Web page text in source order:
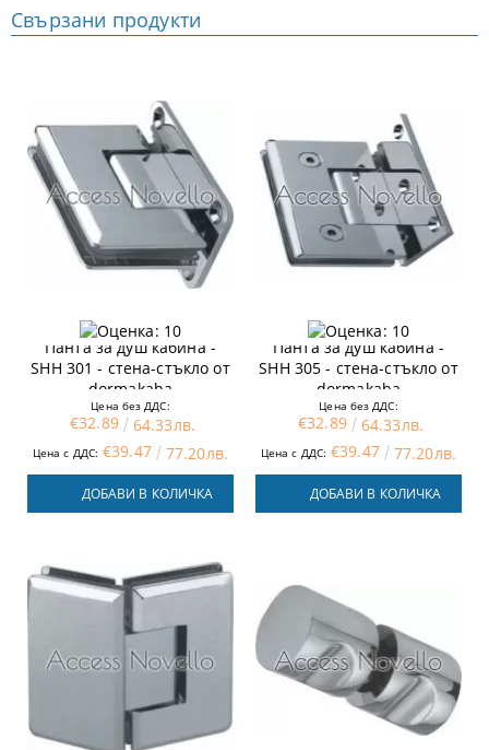
Свързани продукти
Панта за душ кабина -
SHH 301 - стена-стъкло от
dormakaba
Цена без ДДС:
€32.89 64.33лв.
Цена с ДДС: €39.47 77.20лв.
ДОБАВИ В КОЛИЧКА
Панта за душ кабина -
SHH 305 - стена-стъкло от
dormakaba
Цена без ДДС:
€32.89 64.33лв.
Цена с ДДС: €39.47 77.20лв.
ДОБАВИ В КОЛИЧКА